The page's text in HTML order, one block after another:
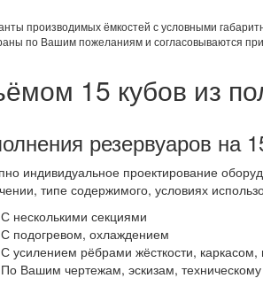
производимых ёмкостей с условными
по Вашим пожеланиям и согласовываются
15 кубов из
резервуаров на
индивидуальное проектирование
типе содержимого, условиях
С несколькими секциями
С подогревом, охлаждением
С усилением рёбрами жёсткости,
По Вашим чертежам, эскизам,